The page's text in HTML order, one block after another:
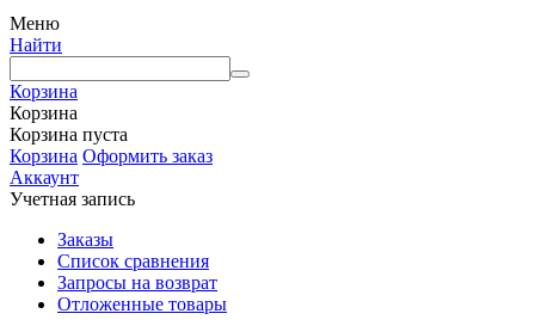
Меню
Найти
Корзина
Корзина
Корзина пуста
Корзина Оформить заказ
Аккаунт
Учетная запись
Заказы
Список сравнения
Запросы на возврат
Отложенные товары